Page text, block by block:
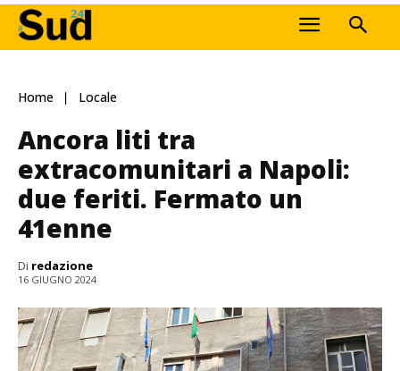
Home Locale
Ancora liti tra
extracomunitari a Napoli:
due feriti. Fermato un
41enne
Di redazione
16 GIUGNO 2024